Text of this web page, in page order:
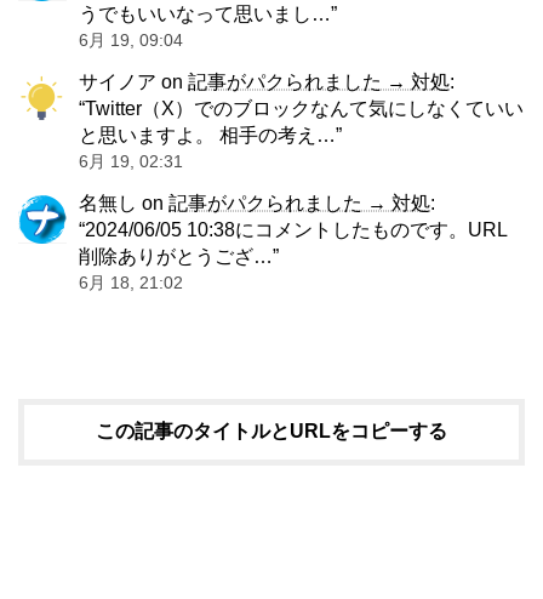
うでもいいなって思いまし…”
6月 19, 09:04
サイノア on 記事がパクられました → 対処:
“Twitter（X）でのブロックなんて気にしなくていい
と思いますよ。 相手の考え…”
6月 19, 02:31
名無し on 記事がパクられました → 対処:
“2024/06/05 10:38にコメントしたものです。URL
削除ありがとうござ…”
6月 18, 21:02
この記事のタイトルとURLをコピーする